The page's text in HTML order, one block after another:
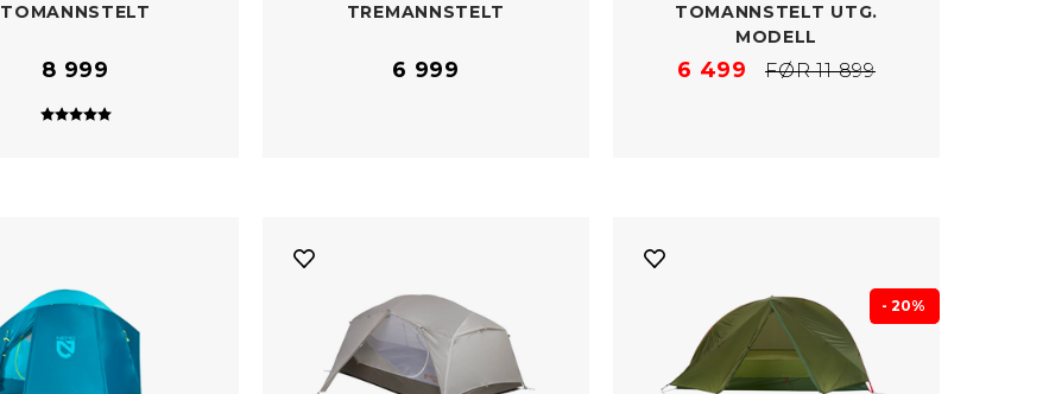
TOMANNSTELT
8 999
Karakter:5.0 av 5 mulige
TREMANNSTELT
6 999
TOMANNSTELT UTG.
MODELL
6 499 FØR 11 899
- 20%